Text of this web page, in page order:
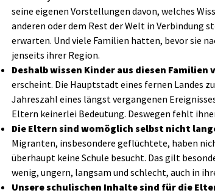
seine eigenen Vorstellungen davon, welches
anderen oder dem Rest der Welt in Verbindung
erwarten. Und viele Familien hatten, bevor sie
jenseits ihrer Region.
Deshalb wissen Kinder aus diesen
erscheint. Die Hauptstadt eines fernen Landes
Jahreszahl eines längst vergangenen
Eltern keinerlei Bedeutung. Deswegen fehlt
Die Eltern sind womöglich selbst nicht
Migranten, insbesondere geflüchtete, haben
überhaupt keine Schule besucht. Das gilt
wenig, ungern, langsam und schlecht, auch in
Unsere schulischen Inhalte sind für die